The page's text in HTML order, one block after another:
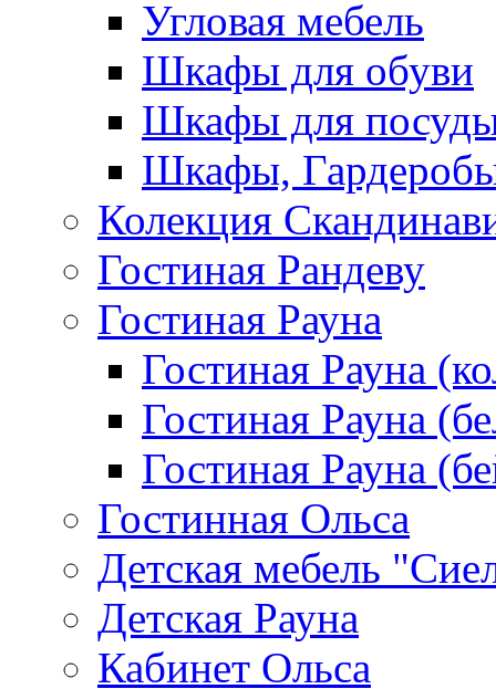
Угловая мебель
Шкафы для обуви
Шкафы для
Шкафы,
Колекция
Гостиная Рандеву
Гостиная Рауна
Гостиная Рауна
Гостиная Рауна
Гостиная Рауна
Гостинная Ольса
Детская мебель
Детская Рауна
Кабинет Ольса